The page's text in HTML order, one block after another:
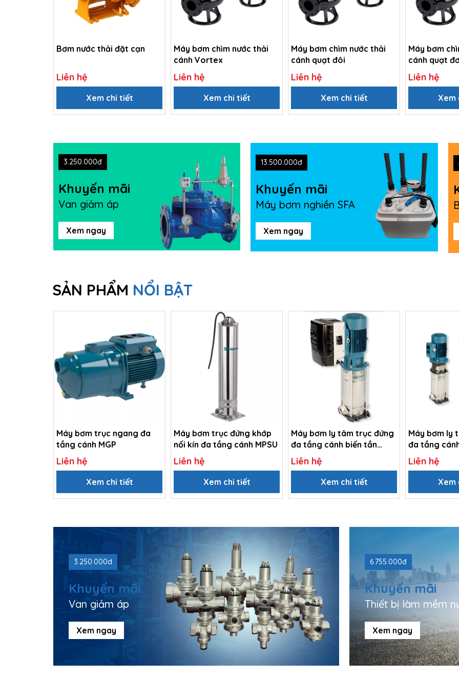
Bơm nước thải đặt cạn
Liên hệ
Xem chi tiết
Máy bơm chìm nước thải
cánh Vortex
Liên hệ
Xem chi tiết
Máy bơm chìm nước thải
cánh quạt đôi
Liên hệ
Xem chi tiết
Máy bơm
cánh quạt
Liên hệ
Xem
3.250.000đ
Khuyến mãi
Van giảm áp
Xem ngay
13.500.000đ
Khuyến mãi
Máy bơm nghiền SFA
Xem ngay
SẢN PHẨM NỔI BẬT
Máy bơm trục ngang đa
tầng cánh MGP
Liên hệ
Xem chi tiết
Máy bơm trục đứng khớp
nối kín đa tầng cánh MPSU
Liên hệ
Xem chi tiết
Máy bơm ly tâm trục đứng
đa tầng cánh biến tần
MXV-B EI
Liên hệ
Xem chi tiết
Máy bơm ly
đa tầng
Liên hệ
Xem
3.250.000d
Khuyến mãi
Van giảm áp
Xem ngay
6.755.000đ
Khuyến mãi
Thiết bị làm mềm
Xem ngay